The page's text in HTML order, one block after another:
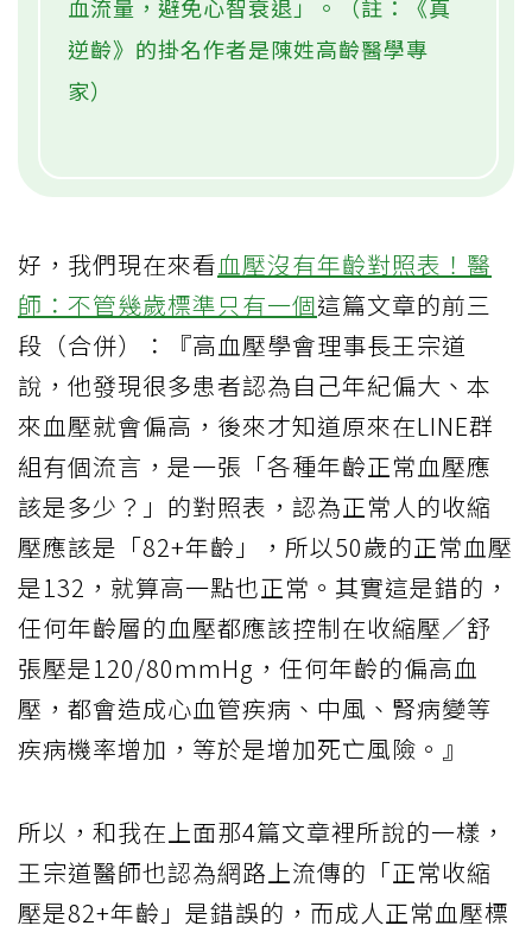
血流量，避免心智衰退」。（註：《真
逆齡》的掛名作者是陳姓高齡醫學專
家）
好，我們現在來看血壓沒有年齡對照表！醫
師：不管幾歲標準只有一個這篇文章的前三
段（合併）：『高血壓學會理事長王宗道
說，他發現很多患者認為自己年紀偏大、本
來血壓就會偏高，後來才知道原來在LINE群
組有個流言，是一張「各種年齡正常血壓應
該是多少？」的對照表，認為正常人的收縮
壓應該是「82+年齡」，所以50歲的正常血壓
是132，就算高一點也正常。其實這是錯的，
任何年齡層的血壓都應該控制在收縮壓／舒
張壓是120/80mmHg，任何年齡的偏高血
壓，都會造成心血管疾病、中風、腎病變等
疾病機率增加，等於是增加死亡風險。』
所以，和我在上面那4篇文章裡所說的一樣，
王宗道醫師也認為網路上流傳的「正常收縮
壓是82+年齡」是錯誤的，而成人正常血壓標